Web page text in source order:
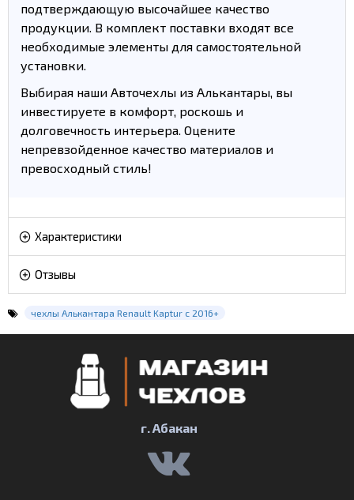
подтверждающую высочайшее качество
продукции. В комплект поставки входят все
необходимые элементы для самостоятельной
установки.
Выбирая наши Авточехлы из Алькантары, вы
инвестируете в комфорт, роскошь и
долговечность интерьера. Оцените
непревзойденное качество материалов и
превосходный стиль!
Характеристики
Отзывы
чехлы Алькантара Renault Kaptur с 2016+
г. Абакан